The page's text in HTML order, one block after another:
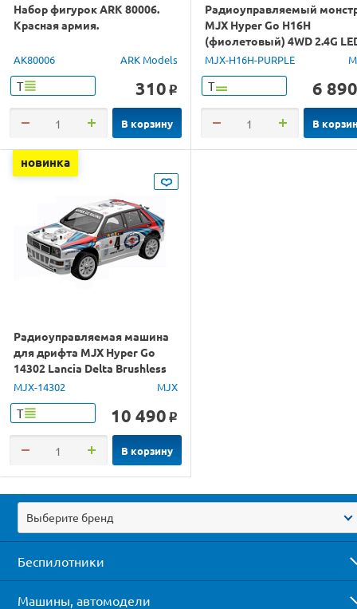
Набор фигурок ARK 80006.
Красная армия.
AK80006 ARK Models
Т 310 o
В корзину
Радиоуправляемый
MJX Hyper Go H16H
(фиолетовый) 4WD 2.4G
GPS 1/16 RTR
MJX-H16H-PURPLE
Т 6 890
В
новинка
Радиоуправляемая машина
для дрифта MJX Hyper Go
14302 Lancia Delta Brushless
4WD 2.4G LED 1/14 RTR
MJX-14302 MJX
Т 10 490 o
В корзину
Выберите бренд
Беспилотники
Машины, автомодели